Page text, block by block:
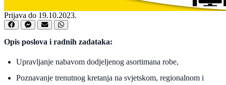
Prijava do 19.10.2023.
Opis poslova i radnih zadataka:
Upravljanje nabavom dodjeljenog asortimana robe,
Poznavanje trenutnog kretanja na svjetskom, regionalnom i